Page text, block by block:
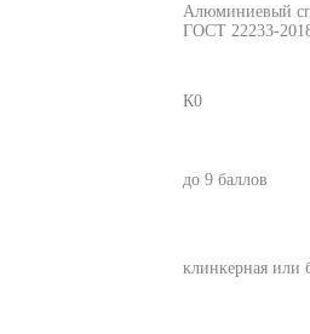
Алюминиевый
ГОСТ 22233-
К0
до 9 баллов
клинкерная или